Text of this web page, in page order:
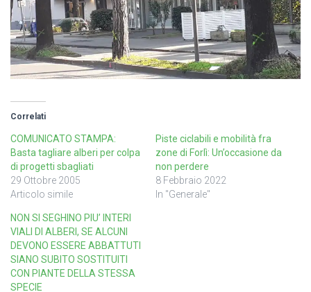
Correlati
COMUNICATO STAMPA:
Basta tagliare alberi per colpa
di progetti sbagliati
29 Ottobre 2005
Articolo simile
Piste ciclabili e mobilità fra
zone di Forlì: Un’occasione da
non perdere
8 Febbraio 2022
In "Generale"
NON SI SEGHINO PIU’ INTERI
VIALI DI ALBERI, SE ALCUNI
DEVONO ESSERE ABBATTUTI
SIANO SUBITO SOSTITUITI
CON PIANTE DELLA STESSA
SPECIE